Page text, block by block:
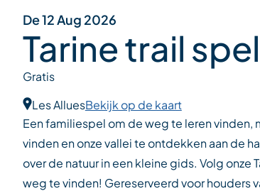
De 12 Aug 2026
Tarine trail spel
Gratis
Les AlluesBekijk op de kaart
Een familiespel om de weg te leren vinden,
vinden en onze vallei te ontdekken aan de
over de natuur in een kleine gids. Volg onze
weg te vinden! Gereserveerd voor houders